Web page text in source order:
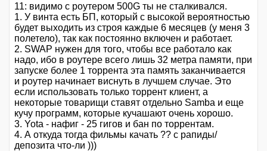
11: видимо с роутером 500G ты не сталкивался.
1. У винта есть БП, который с высокой вероятностью
будет выходить из строя каждые 6 месяцев (у меня 3
полетело), так как постоянно включен и работает.
2. SWAP нужен для того, чтобы все работало как
надо, ибо в роутере всего лишь 32 метра памяти, при
запуске более 1 торрента эта память заканчивается
и роутер начинает виснуть в лучшем случае. Это
если использовать только торрент клиент, а
некоторые товарищи ставят отдельно Samba и еще
кучу программ, которые кучашают очень хорошо.
3. Yota - нафиг - 25 гигов и бан по торрентам.
4. А откуда тогда фильмы качать ?? с рапиды/
депозита что-ли )))